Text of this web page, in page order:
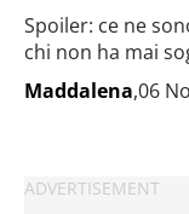
Spoiler: ce ne
chi non ha mai
Maddalena,06